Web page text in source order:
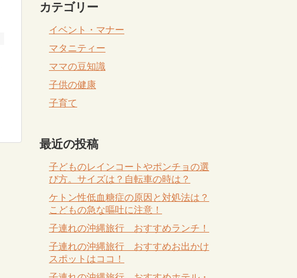
カテゴリー
イベント・マナー
マタニティー
ママの豆知識
子供の健康
子育て
最近の投稿
子どものレインコートやポンチョの選
び方。サイズは？自転車の時は？
ケトン性低血糖症の原因と対処法は？
こどもの急な嘔吐に注意！
子連れの沖縄旅行 おすすめランチ！
子連れの沖縄旅行 おすすめお出かけ
スポットはココ！